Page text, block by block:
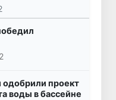
проект
воды в бассейне